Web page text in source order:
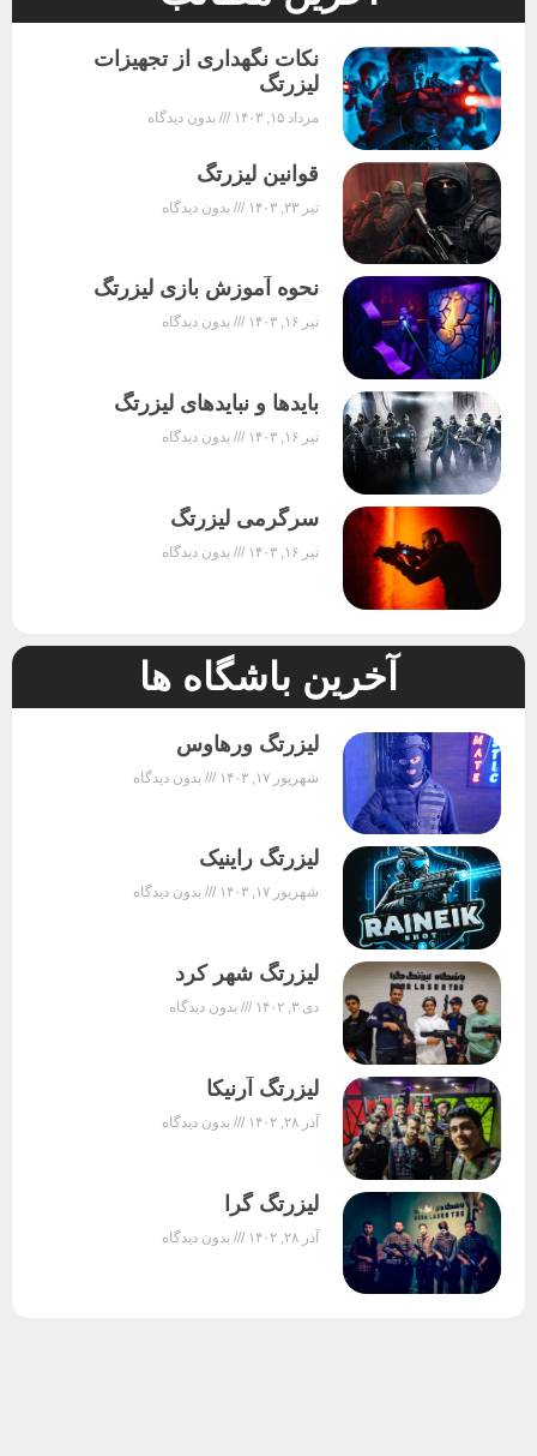
نکات نگهداری از تجهیزات
لیزرتگ
مرداد ۱۵, ۱۴۰۳ بدون دیدگاه
قوانین لیزرتگ
تیر ۲۳, ۱۴۰۳ بدون دیدگاه
نحوه آموزش بازی لیزرتگ
تیر ۱۶, ۱۴۰۳ بدون دیدگاه
بایدها و نبایدهای لیزرتگ
تیر ۱۶, ۱۴۰۳ بدون دیدگاه
سرگرمی لیزرتگ
تیر ۱۶, ۱۴۰۳ بدون دیدگاه
آخرین باشگاه ها
لیزرتگ ورهاوس
شهریور ۱۷, ۱۴۰۳ بدون دیدگاه
لیزرتگ راینیک
شهریور ۱۷, ۱۴۰۳ بدون دیدگاه
لیزرتگ شهر کرد
دی ۳, ۱۴۰۲ بدون دیدگاه
لیزرتگ آرنیکا
آذر ۲۸, ۱۴۰۲ بدون دیدگاه
لیزرتگ گرا
آذر ۲۸, ۱۴۰۲ بدون دیدگاه